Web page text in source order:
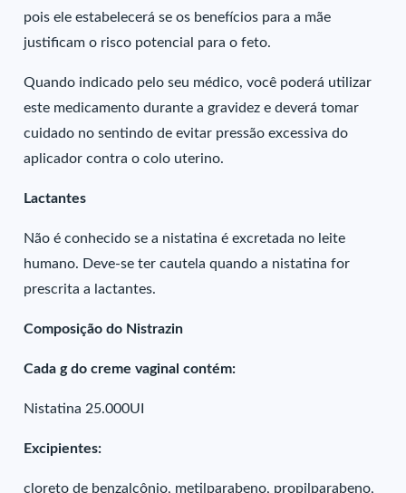
pois ele estabelecerá se os benefícios para a mãe
justificam o risco potencial para o feto.
Quando indicado pelo seu médico, você poderá utilizar
este medicamento durante a gravidez e deverá tomar
cuidado no sentindo de evitar pressão excessiva do
aplicador contra o colo uterino.
Lactantes
Não é conhecido se a nistatina é excretada no leite
humano. Deve-se ter cautela quando a nistatina for
prescrita a lactantes.
Composição do Nistrazin
Cada g do creme vaginal contém:
Nistatina 25.000UI
Excipientes:
cloreto de benzalcônio, metilparabeno, propilparabeno,